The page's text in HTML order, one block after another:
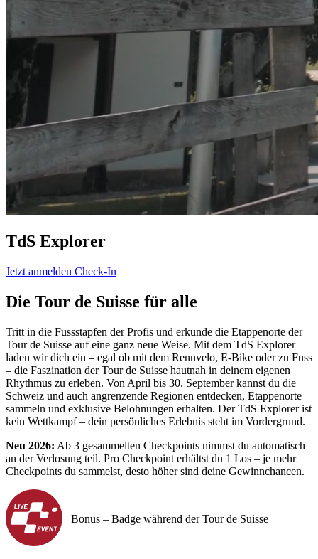
TdS Explorer
Jetzt anmelden Check-In
Die Tour de Suisse für alle
Tritt in die Fussstapfen der Profis und erkunde die Etappenorte der
Tour de Suisse auf eine ganz neue Weise. Mit dem TdS Explorer
laden wir dich ein – egal ob mit dem Rennvelo, E-Bike oder zu Fuss
– die Faszination der Tour de Suisse hautnah in deinem eigenen
Rhythmus zu erleben. Von April bis 30. September kannst du die
Schweiz und auch angrenzende Regionen entdecken, Etappenorte
sammeln und exklusive Belohnungen erhalten. Der TdS Explorer ist
kein Wettkampf – dein persönliches Erlebnis steht im Vordergrund.
Neu 2026: Ab 3 gesammelten Checkpoints nimmst du automatisch
an der Verlosung teil. Pro Checkpoint erhältst du 1 Los – je mehr
Checkpoints du sammelst, desto höher sind deine Gewinnchancen.
Bonus – Badge während der Tour de Suisse